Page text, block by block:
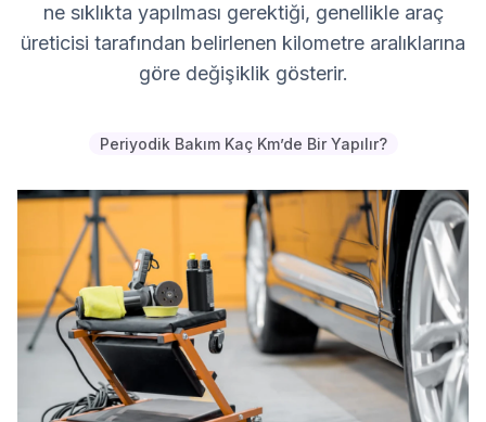
ne sıklıkta yapılması gerektiği, genellikle araç
üreticisi tarafından belirlenen kilometre aralıklarına
göre değişiklik gösterir.
Periyodik Bakım Kaç Km’de Bir Yapılır?